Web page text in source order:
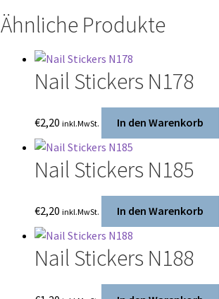
Ähnliche Produkte
Nail Stickers N178
€2,20 inkl.MwSt. In den Warenkorb
Nail Stickers N185
€2,20 inkl.MwSt. In den Warenkorb
Nail Stickers N188